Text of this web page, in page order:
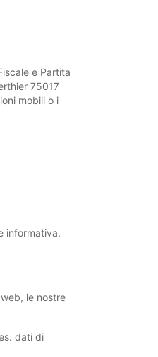
e Partita
75017
mobili o i
informativa.
le nostre
dati di